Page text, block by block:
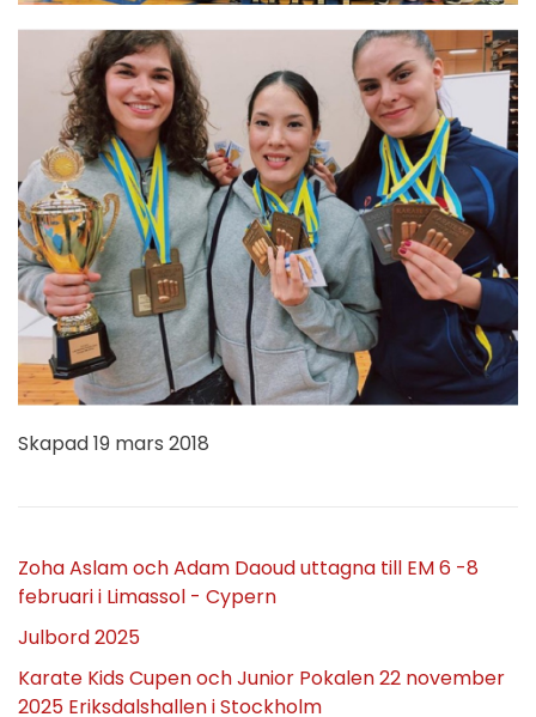
Skapad19 mars 2018
Zoha Aslam och Adam Daoud uttagna till EM 6 -8
februari i Limassol - Cypern
Julbord 2025
Karate Kids Cupen och Junior Pokalen 22 november
2025 Eriksdalshallen i Stockholm